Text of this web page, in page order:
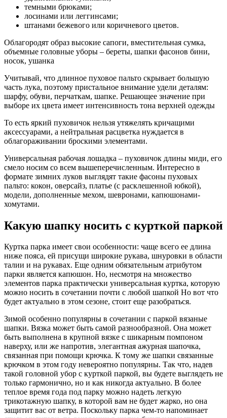
темными брюками;
лосинами или леггинсами;
штанами бежевого или коричневого цветов.
Облагородят образ высокие сапоги, вместительная сумка,
объемные головные уборы – береты, шапки фасонов бини,
носок, ушанка
Учитывай, что длинное пуховое пальто скрывает большую
часть лука, поэтому пристальное внимание удели деталям:
шарфу, обуви, перчаткам, шапке. Решающее значение при
выборе их цвета имеет интенсивность тона верхней одежды
То есть яркий пуховичок нельзя утяжелять кричащими
аксессуарами, а нейтральная расцветка нуждается в
облагораживании броскими элементами.
Универсальная рабочая лошадка – пуховичок длины миди, его
смело носим со всем вышеперечисленным. Интересно в
формате зимних луков выглядят такие фасоны пуховых
пальто: кокон, оверсайз, платье (с расклешенной юбкой),
модели, дополненные мехом, шевронами, капюшонами-
хомутами.
Какую шапку носить с курткой паркой
Куртка парка имеет свои особенности: чаще всего ее длина
ниже пояса, ей присущи широкие рукава, шнуровки в области
талии и на рукавах. Еще одним обязательным атрибутом
парки является капюшон. Но, несмотря на множество
элементов парка практически универсальная куртка, которую
можно носить в сочетании почти с любой шапкой Но вот что
будет актуально в этом сезоне, стоит еще разобраться.
Зимой особенно популярны в сочетании с паркой вязаные
шапки. Вязка может быть самой разнообразной. Она может
быть выполнена в крупной вязке с шикарным помпоном
наверху, или же напротив, элегантная ажурная шапочка,
связанная при помощи крючка. К тому же шапки связанные
крючком в этом году невероятно популярны. Так что, надев
такой головной убор с курткой паркой, вы будете выглядеть не
только гармонично, но и как никогда актуально. В более
теплое время года под парку можно надеть легкую
трикотажную шапку, в которой вам не будет жарко, но она
защитит вас от ветра. Поскольку парка чем-то напоминает